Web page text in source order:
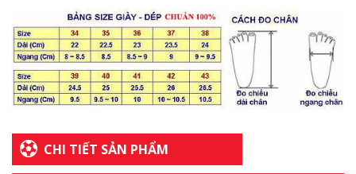
CHI TIẾT SẢN PHẨM